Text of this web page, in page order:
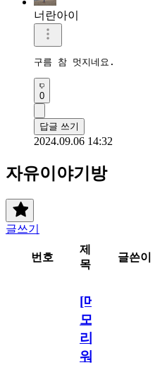
너란아이
구름 참 멋지네요.
0
답글 쓰기
2024.09.06 14:32
자유이야기방
글쓰기
번호
제
목
글쓴이
[메
모
리
워